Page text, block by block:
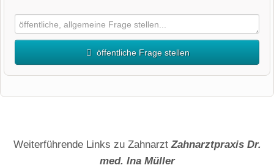
öffentliche Frage stellen
Weiterführende Links zu ZahnarztZahnarztpraxis Dr.
med. Ina Müller